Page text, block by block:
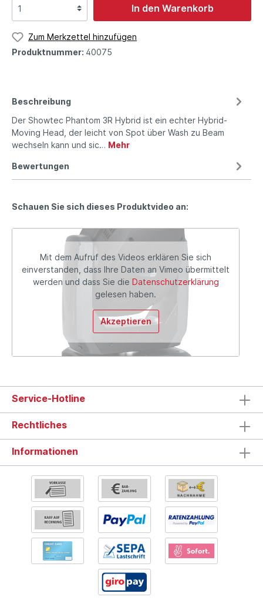
In den Warenkorb
Zum Merkzettel hinzufügen
Produktnummer: 40075
Beschreibung
Der Showtec Phantom 3R Hybrid ist ein echter Hybrid-
Moving Head, der leicht von Spot über Wash zu Beam
wechseln kann und sic… Mehr
Bewertungen
Schauen Sie sich dieses Produktvideo an:
Mit dem Aufruf des Videos erklären Sie sich
einverstanden, dass Ihre Daten an Vimeo übermittelt
werden und dass Sie die Datenschutzerklärung
gelesen haben.
Akzeptieren
Service-Hotline
Rechtliches
Informationen